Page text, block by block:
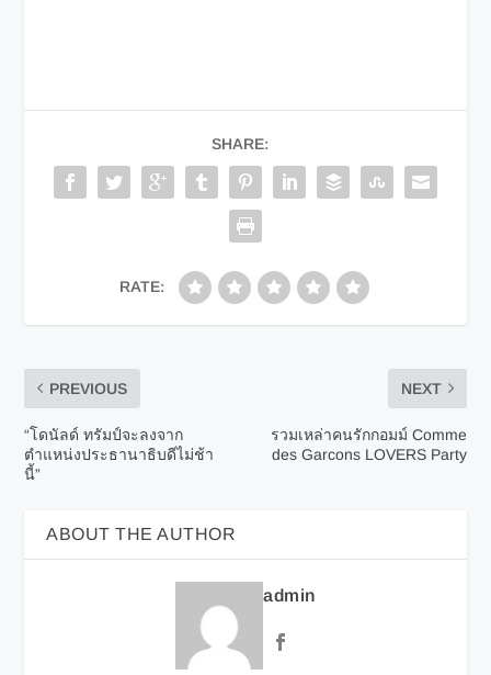
SHARE:
RATE:
PREVIOUS
“โดนัลด์ ทรัมป์จะลงจาก
ตำแหน่งประธานาธิบดีไม่ช้า
นี้”
NEXT
รวมเหล่าคนรักกอมม์ Comme
des Garcons LOVERS Party
ABOUT THE AUTHOR
admin